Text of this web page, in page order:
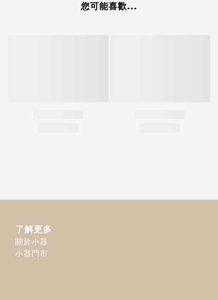
您可能喜歡...
了解更多
關於小器
小器門市